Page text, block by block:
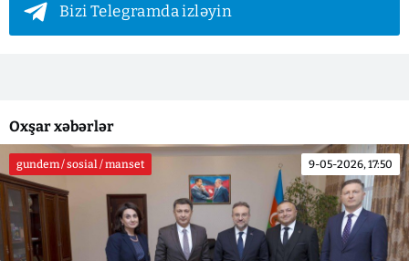
Bizi Telegramda izləyin
Oxşar xəbərlər
gundem / sosial / manset 9-05-2026, 17:50